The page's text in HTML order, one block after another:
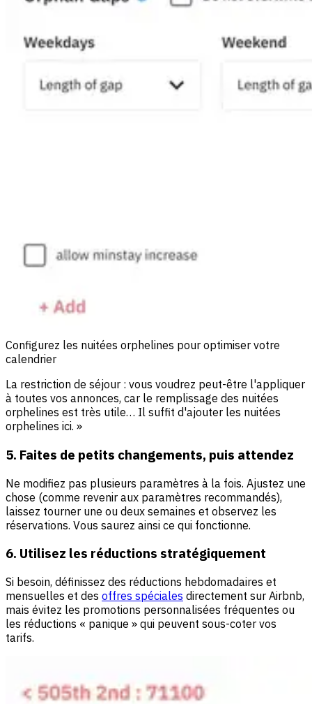
Configurez les nuitées orphelines pour optimiser votre
calendrier
La restriction de séjour : vous voudrez peut-être l'appliquer
à toutes vos annonces, car le remplissage des nuitées
orphelines est très utile… Il suffit d'ajouter les nuitées
orphelines ici. »
5. Faites de petits changements, puis attendez
Ne modifiez pas plusieurs paramètres à la fois. Ajustez une
chose (comme revenir aux paramètres recommandés),
laissez tourner une ou deux semaines et observez les
réservations. Vous saurez ainsi ce qui fonctionne.
6. Utilisez les réductions stratégiquement
Si besoin, définissez des réductions hebdomadaires et
mensuelles et des offres spéciales directement sur Airbnb,
mais évitez les promotions personnalisées fréquentes ou
les réductions « panique » qui peuvent sous-coter vos
tarifs.